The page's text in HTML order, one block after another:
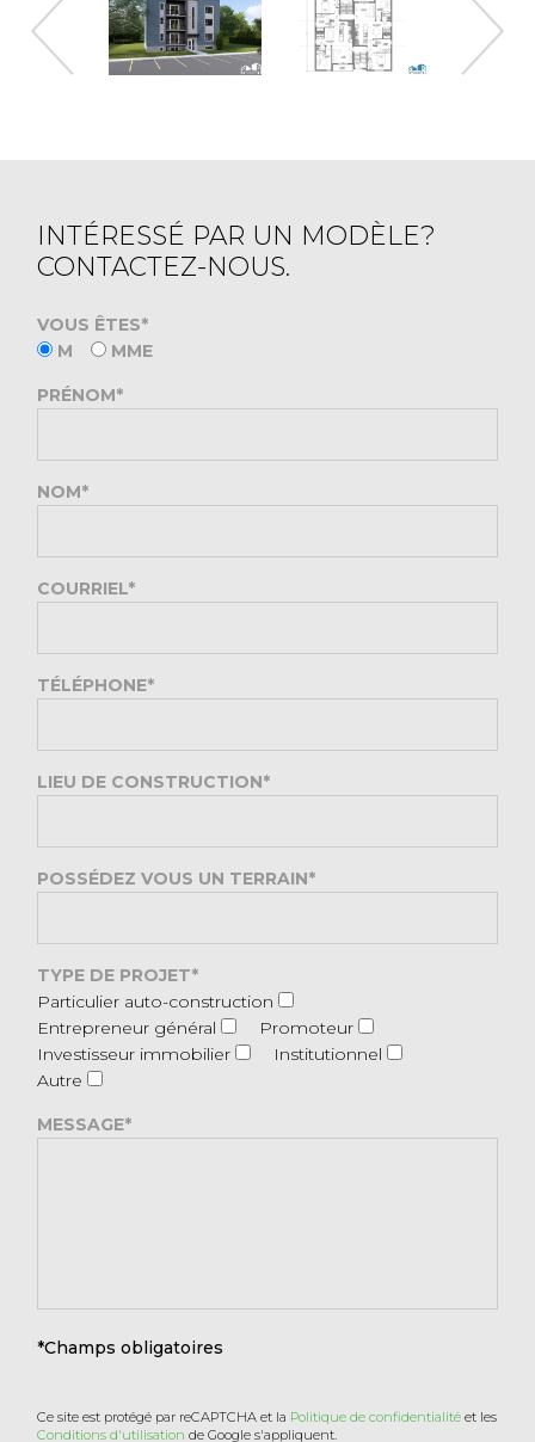
INTÉRESSÉ PAR UN MODÈLE?
CONTACTEZ-NOUS.
VOUS ÊTES*
M
MME
PRÉNOM*
NOM*
COURRIEL*
TÉLÉPHONE*
LIEU DE CONSTRUCTION*
POSSÉDEZ VOUS UN TERRAIN*
TYPE DE PROJET*
Particulier auto-construction
Entrepreneur général
Promoteur
Investisseur immobilier
Institutionnel
Autre
MESSAGE*
*Champs obligatoires
Ce site est protégé par reCAPTCHA et la Politique de confidentialité et les
Conditions d'utilisation de Google s'appliquent.